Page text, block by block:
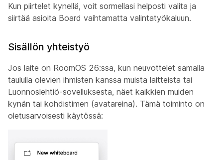
Kun piirtelet kynellä, voit sormellasi helposti valita ja
siirtää asioita Board vaihtamatta valintatyökaluun.
Sisällön yhteistyö
Jos laite on RoomOS 26:ssa, kun neuvottelet samalla
taululla olevien ihmisten kanssa muista laitteista tai
Luonnoslehtiö-sovelluksesta, näet kaikkien muiden
kynän tai kohdistimen (avatareina). Tämä toiminto on
oletusarvoisesti käytössä: